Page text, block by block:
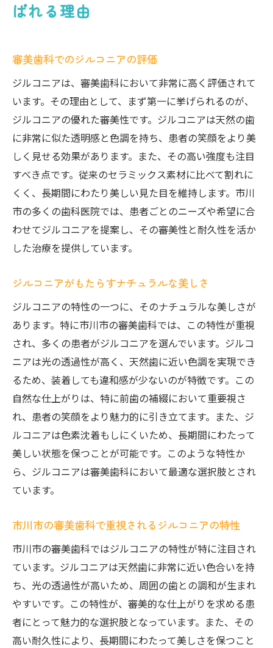
ばれる理由
審美歯科でのジルコニアの評価
ジルコニアは、審美歯科において非常に高く評価されて
います。その理由として、まず第一に挙げられるのが、
ジルコニアの優れた審美性です。ジルコニアは天然の歯
に非常に似た透明感と色調を持ち、患者の笑顔をより美
しく見せる効果があります。また、その高い強度も注目
すべき点です。従来のセラミックス素材に比べて割れに
くく、長期間にわたり美しい見た目を維持します。市川
市の多くの歯科医院では、患者ごとのニーズや希望に合
わせてジルコニアを提案し、その審美性と耐久性を活か
した治療を提供しています。
ジルコニアがもたらすナチュラルな美しさ
ジルコニアの特性の一つに、そのナチュラルな美しさが
あります。特に市川市の審美歯科では、この特性が重視
され、多くの患者がジルコニアを選んでいます。ジルコ
ニアは光の透過性が高く、天然歯に近い色調を実現でき
るため、装着しても違和感が少ないのが特徴です。この
自然な仕上がりは、特に前歯の補綴において重要視さ
れ、患者の笑顔をより魅力的に引き立てます。また、ジ
ルコニアは色素沈着もしにくいため、長期間にわたって
美しい状態を保つことが可能です。このような特性か
ら、ジルコニアは審美歯科において最適な選択肢とされ
ています。
市川市の審美歯科で重視されるジルコニアの特性
市川市の審美歯科ではジルコニアの特性が特に注目され
ています。ジルコニアは天然歯に非常に近い色合いを持
ち、光の透過性が高いため、周囲の歯との調和が生まれ
やすいです。この特性が、審美的な仕上がりを求める患
者にとって魅力的な選択肢となっています。また、その
高い耐久性により、長期間にわたって美しさを保つこと